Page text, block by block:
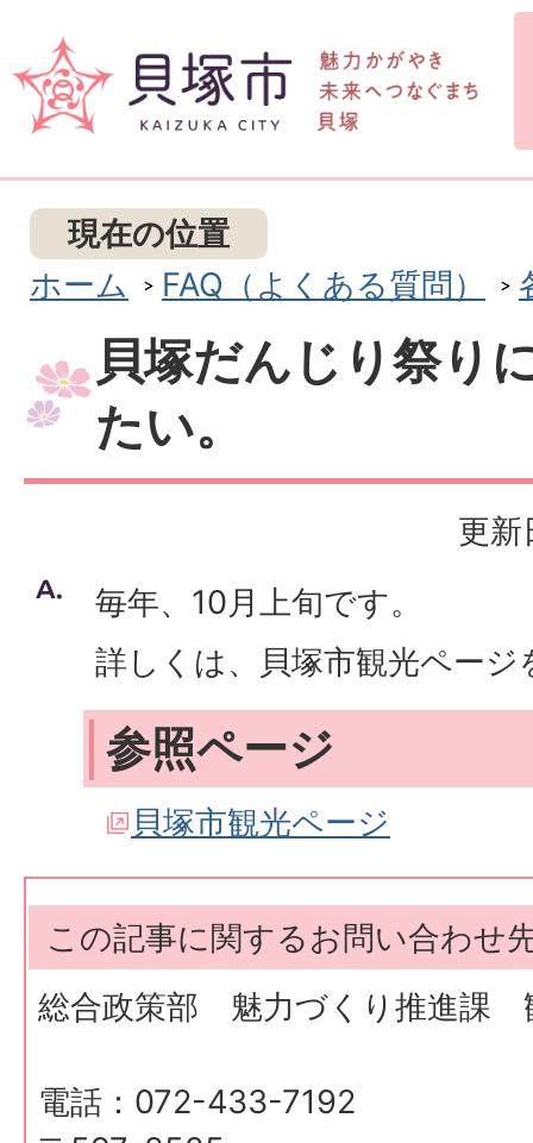
現在の位置
ホーム
FAQ（よくある質問）
貝塚だんじり祭り
たい。
更新
毎年、10月上旬です。
詳しくは、貝塚市観光ページ
参照ページ
貝塚市観光ページ
この記事に関するお問い合わせ
総合政策部 魅力づくり推進課
電話：072-433-7192